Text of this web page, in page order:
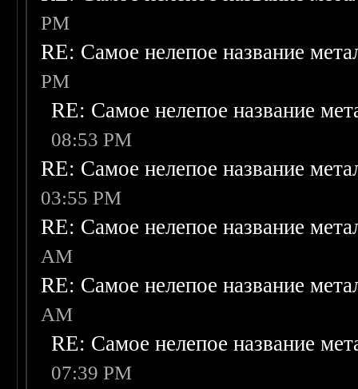
PM
RE: Самое нелепое название
PM
RE: Самое нелепое название
08:53 PM
RE: Самое нелепое название
03:55 PM
RE: Самое нелепое название
AM
RE: Самое нелепое название
AM
RE: Самое нелепое название
07:39 PM